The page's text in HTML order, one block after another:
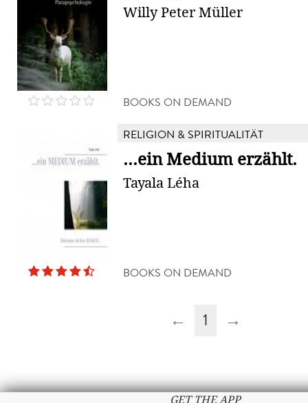
Willy Peter Müller
BOOKS ON DEMAND
RELIGION & SPIRITUALITÄT
...ein Medium erzählt.
Tayala Léha
BOOKS ON DEMAND
← 1 →
GET THE APP